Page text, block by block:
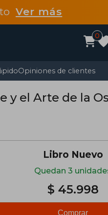
Ver más
0
Opiniones de clientes
y el Arte de la
Libro Nuevo
Quedan 3
$ 45.998
Comprar